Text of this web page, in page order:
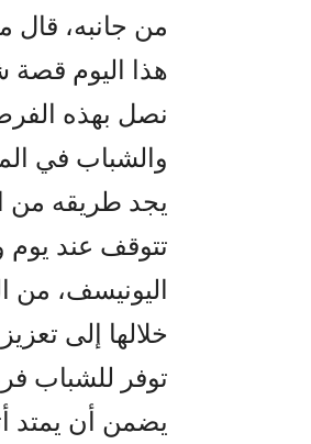
من جانبه،
هذا اليوم قصة
نصل بهذه
والشباب في
يجد طريقه من
تتوقف عند يوم
اليونيسف، من
خلالها إلى
توفر للشباب
يضمن أن يمتد